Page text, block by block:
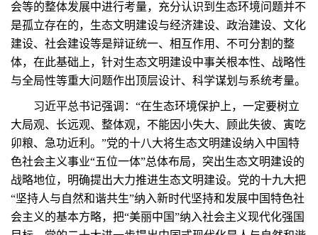
会等的整体发展中进行考量，充分认识到生态环境问题并不
是孤立存在的，生态文明建设与经济建设、政治建设、文化
建设、社会建设等是辩证统一、相互作用、不可分割的整
体，在此基础上，针对生态文明建设中事关根本性、战略性
与全局性等重大问题作出顶层设计、科学谋划与系统考量。
习近平总书记强调：“在生态环境保护上，一定要树立
大局观、长远观、整体观，不能因小失大、顾此失彼、寅吃
卯粮、急功近利。”党的十八大将生态文明建设纳入中国特
色社会主义事业“五位一体”总体布局，突出生态文明建设的
战略地位，明确提出大力推进生态文明建设。党的十九大把
“坚持人与自然和谐共生”纳入新时代坚持和发展中国特色社
会主义的基本方略，把“美丽中国”纳入社会主义现代化强国